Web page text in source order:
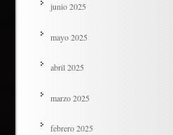
junio 2025
mayo 2025
abril 2025
marzo 2025
febrero 2025